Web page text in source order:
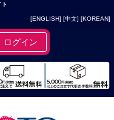
ト
[ENGLISH] [中文] [KOREAN]
グイン